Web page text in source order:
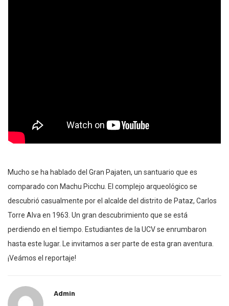
Mucho se ha hablado del Gran Pajaten, un santuario que es
comparado con Machu Picchu. El complejo arqueológico se
descubrió casualmente por el alcalde del distrito de Pataz, Carlos
Torre Alva en 1963. Un gran descubrimiento que se está
perdiendo en el tiempo. Estudiantes de la UCV se enrumbaron
hasta este lugar. Le invitamos a ser parte de esta gran aventura.
¡Veámos el reportaje!
Admin